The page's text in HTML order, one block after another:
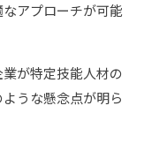
アプローチが可能
が特定技能人材の
うな懸念点が明ら